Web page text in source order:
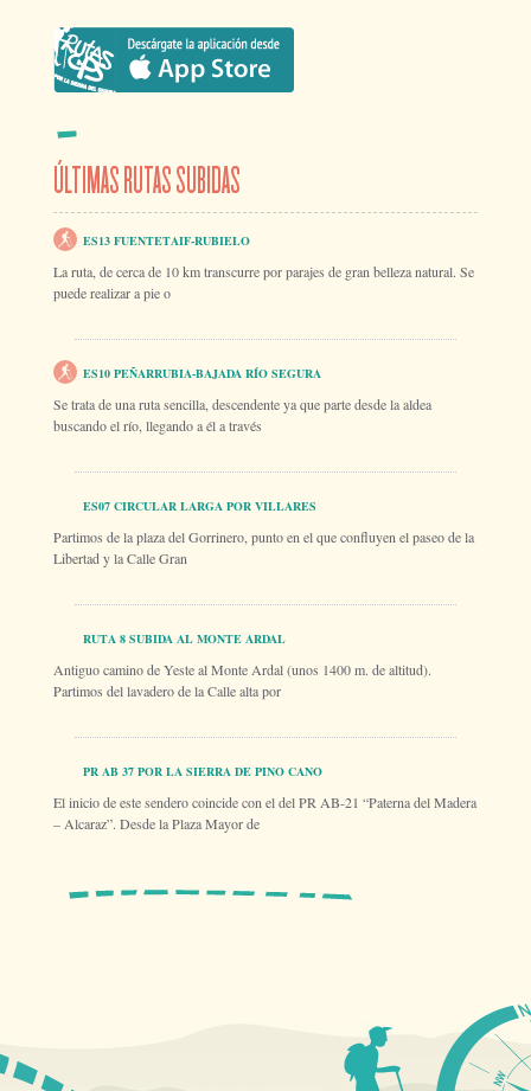
ÚLTIMAS RUTAS SUBIDAS
ES13 FUENTETAIF-RUBIELO
La ruta, de cerca de 10 km transcurre por parajes de gran belleza natural. Se
puede realizar a pie o
ES10 PEÑARRUBIA-BAJADA RÍO SEGURA
Se trata de una ruta sencilla, descendente ya que parte desde la aldea
buscando el río, llegando a él a través
ES07 CIRCULAR LARGA POR VILLARES
Partimos de la plaza del Gorrinero, punto en el que confluyen el paseo de la
Libertad y la Calle Gran
RUTA 8 SUBIDA AL MONTE ARDAL
Antiguo camino de Yeste al Monte Ardal (unos 1400 m. de altitud).
Partimos del lavadero de la Calle alta por
PR AB 37 POR LA SIERRA DE PINO CANO
El inicio de este sendero coincide con el del PR AB-21 “Paterna del Madera
– Alcaraz”. Desde la Plaza Mayor de